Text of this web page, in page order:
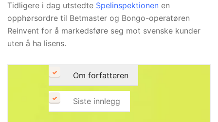
Tidligere i dag utstedte Spelinspektionen en
opphørsordre til Betmaster og Bongo-operatøren
Reinvent for å markedsføre seg mot svenske kunder
uten å ha lisens.
Om forfatteren
Siste innlegg